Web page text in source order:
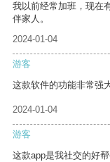
我以前经常加班，现在
伴家人。
2024-01-04
游客
这款软件的功能非常强
2024-01-04
游客
这款app是我社交的好